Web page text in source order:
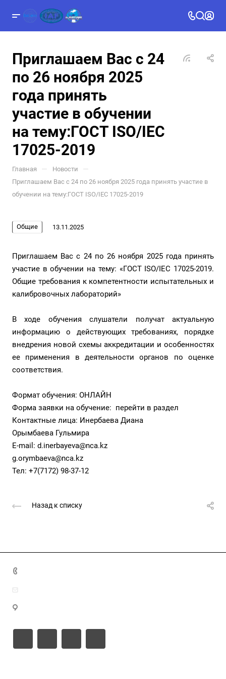
Приглашаем Вас с 24
по 26 ноября 2025
года принять
участие в обучении
на тему:ГОСТ ISO/IEC
17025-2019
Главная — Новости —
Приглашаем Вас с 24 по 26 ноября 2025 года принять участие в
обучении на тему:ГОСТ ISO/IEC 17025-2019
Общие 13.11.2025
Приглашаем Вас с 24 по 26 ноября 2025 года принять
участие в обучении на тему: «ГОСТ ISO/IEC 17025-2019.
Общие требования к компетентности испытательных и
калибровочных лабораторий»
В ходе обучения слушатели получат актуальную
информацию о действующих требованиях, порядке
внедрения новой схемы аккредитации и особенностях
ее применения в деятельности органов по оценке
соответствия.
Формат обучения: ОНЛАЙН
Форма заявки на обучение: перейти в раздел
Контактные лица: Инербаева Диана
Орымбаева Гульмира
E-mail: d.inerbayeva@nca.kz
g.orymbaeva@nca.kz
Тел: +7(7172) 98-37-12
Назад к списку